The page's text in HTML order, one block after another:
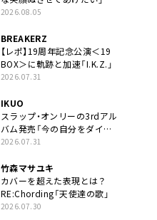
2026.08.05
BREAKERZ
【レポ】19周年記念公演＜19
BOX＞に軌跡と加速「I.K.Z.」
2026.07.31
IKUO
スラップ・オンリーの3rdアル
バム発売「今の自分をダイレ
クトに」
2026.07.31
竹森マサユキ
カバーを超えた表現とは？
RE:Chording「天使達の歌」
2026.07.30